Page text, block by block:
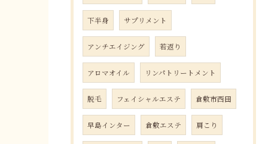
下半身 サプリメント
アンチエイジング 若返り
アロマオイル リンパトリートメント
脱毛 フェイシャルエステ 倉敷市西田
早島インター 倉敷エステ 肩こり